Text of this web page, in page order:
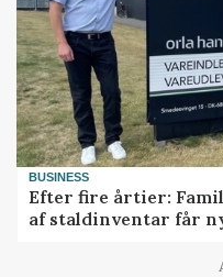
BUSINESS
Efter fire årtier:
af staldinventar får